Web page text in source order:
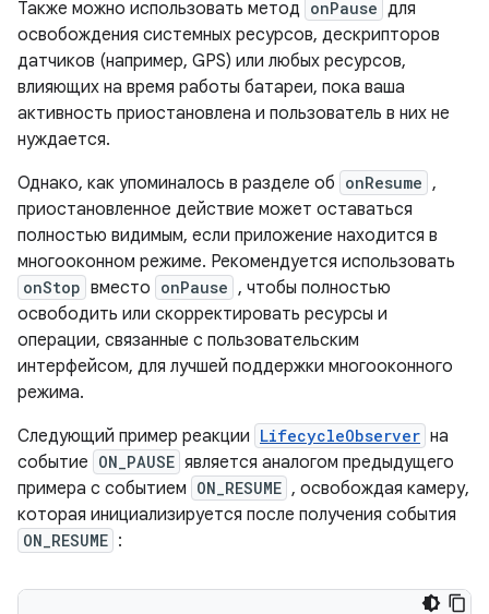
Также можно использовать метод onPause для
освобождения системных ресурсов, дескрипторов
датчиков (например, GPS) или любых ресурсов,
влияющих на время работы батареи, пока ваша
активность приостановлена ​​и пользователь в них не
нуждается.
Однако, как упоминалось в разделе об onResume ,
приостановленное действие может оставаться
полностью видимым, если приложение находится в
многооконном режиме. Рекомендуется использовать
onStop вместо onPause , чтобы полностью
освободить или скорректировать ресурсы и
операции, связанные с пользовательским
интерфейсом, для лучшей поддержки многооконного
режима.
Следующий пример реакции LifecycleObserver на
событие ON_PAUSE является аналогом предыдущего
примера с событием ON_RESUME , освобождая камеру,
которая инициализируется после получения события
ON_RESUME :